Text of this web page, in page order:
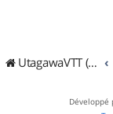
UtagawaVTT (Randos VTT et VTTAE avec traces GPS)
Développé